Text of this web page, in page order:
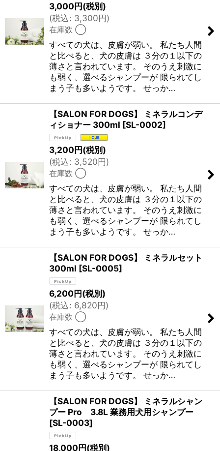
3,000円(税別)
(税込: 3,300円)
在庫数 ◯
すべての犬は、皮膚が弱い。 私たち人間
と比べると、犬の皮膚は ３分の１以下の
薄さと言われています。 そのうえ刺激に
も弱く、選べるシャンプーが 限られてし
まう子も多いようです。 せっか…
【SALON FOR DOGS】 ミネラルコンデ
ィショナー 300ml [SL-0002]
3,200円(税別)
(税込: 3,520円)
在庫数 ◯
すべての犬は、皮膚が弱い。 私たち人間
と比べると、犬の皮膚は ３分の１以下の
薄さと言われています。 そのうえ刺激に
も弱く、選べるシャンプーが 限られてし
まう子も多いようです。 せっか…
【SALON FOR DOGS】 ミネラルセット
300ml [SL-0005]
6,200円(税別)
(税込: 6,820円)
在庫数 ◯
すべての犬は、皮膚が弱い。 私たち人間
と比べると、犬の皮膚は ３分の１以下の
薄さと言われています。 そのうえ刺激に
も弱く、選べるシャンプーが 限られてし
まう子も多いようです。 せっか…
【SALON FOR DOGS】 ミネラルシャン
プー Pro 3.8L 業務用犬用シャンプー
[SL-0003]
18,000円(税別)